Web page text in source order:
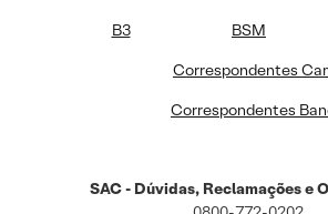
B3 BSM
Correspondentes
Correspondentes
SAC - Dúvidas, Reclamações e